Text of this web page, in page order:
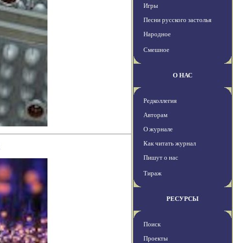
Игры
Песни русского застолья
Народное
Смешное
О НАС
Редколлегия
Авторам
О журнале
Как читать журнал
Пишут о нас
Тираж
РЕСУРСЫ
Поиск
Проекты